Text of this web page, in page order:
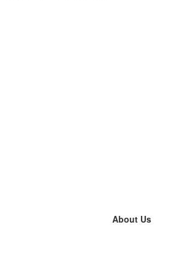
About Us